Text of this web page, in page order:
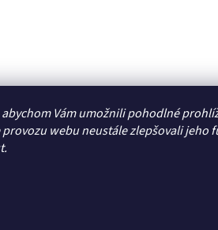
Vám umožnili pohodlné
provozu webu neustále zlepšovali jeho
navigace, alarmy, domácí